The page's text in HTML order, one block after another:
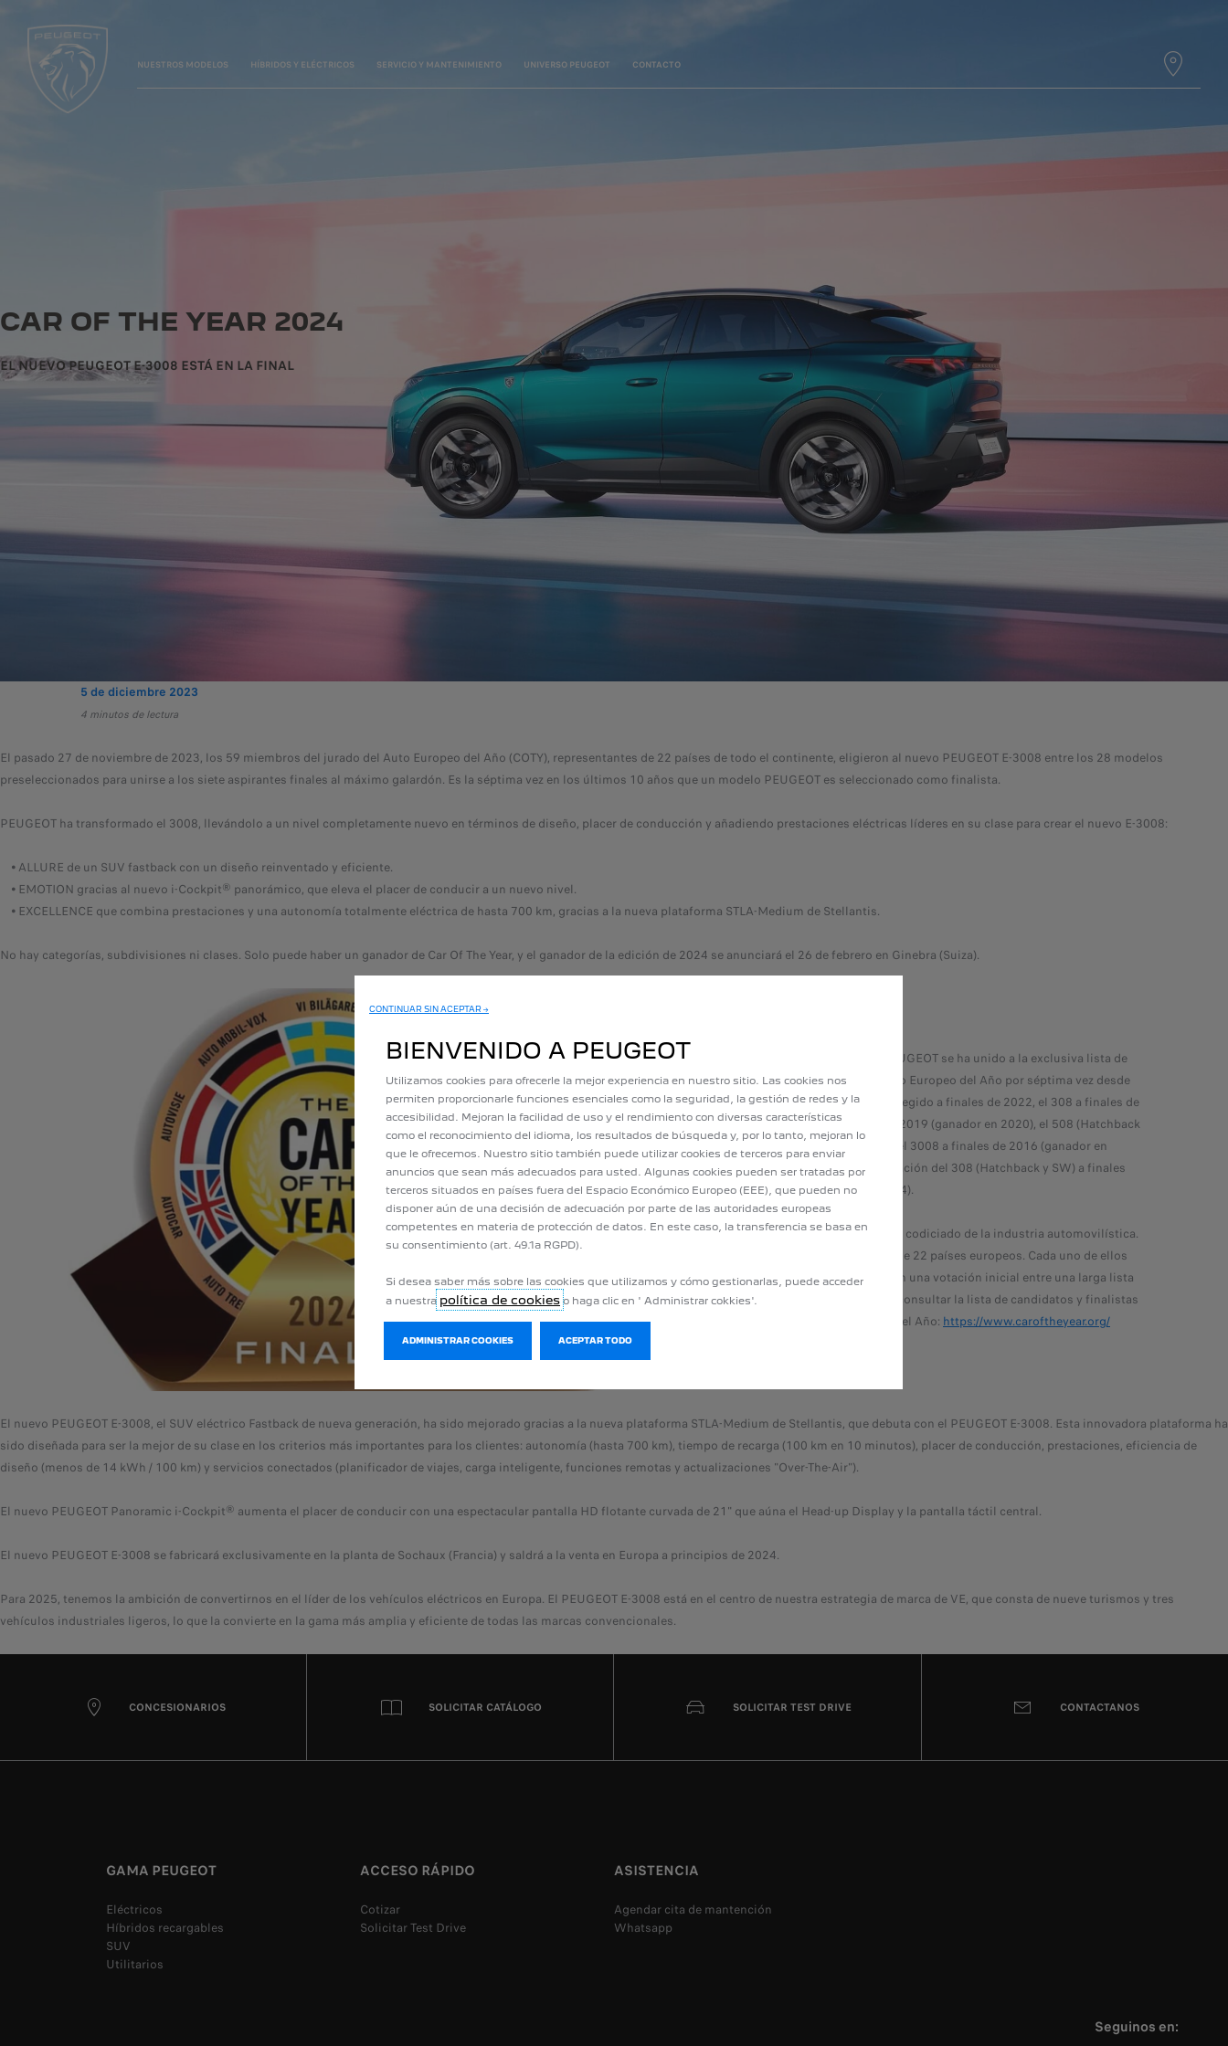
NUESTROS MODELOS HÍBRIDOS Y ELÉCTRICOS SERVICIO Y MANTENIMIENTO UNIVERSO PEUGEOT CONTACTO
CAR OF THE YEAR 2024
EL NUEVO PEUGEOT E-3008 ESTÁ EN LA FINAL
5 de diciembre 2023
4 minutos de lectura
El pasado 27 de noviembre de 2023, los 59 miembros del jurado del Auto Europeo del Año (COTY), representantes de 22 países de todo el continente, eligieron al nuevo PEUGEOT E-3008 entre los 28 modelos
preseleccionados para unirse a los siete aspirantes finales al máximo galardón. Es la séptima vez en los últimos 10 años que un modelo PEUGEOT es seleccionado como finalista.
PEUGEOT ha transformado el 3008, llevándolo a un nivel completamente nuevo en términos de diseño, placer de conducción y añadiendo prestaciones eléctricas líderes en su clase para crear el nuevo E-3008:
⦁ ALLURE de un SUV fastback con un diseño reinventado y eficiente.
⦁ EMOTION gracias al nuevo i-Cockpit® panorámico, que eleva el placer de conducir a un nuevo nivel.
⦁ EXCELLENCE que combina prestaciones y una autonomía totalmente eléctrica de hasta 700 km, gracias a la nueva plataforma STLA-Medium de Stellantis.
No hay categorías, subdivisiones ni clases. Solo puede haber un ganador de Car Of The Year, y el ganador de la edición de 2024 se anunciará el 26 de febrero en Ginebra (Suiza).
Con el nuevo E-3008, PEUGEOT se ha unido a la exclusiva lista de
finalistas del premio Auto Europeo del Año por séptima vez desde
2013. El nuevo 408 fue elegido a finales de 2022, el 308 a finales de
2021, el 208 a finales de 2019 (ganador en 2020), el 508 (Hatchback
y SW) a finales de 2018, el 3008 a finales de 2016 (ganador en
2017) y la anterior generación del 308 (Hatchback y SW) a finales
de 2013 (ganador en 2014).
El premio COTY es el más codiciado de la industria automovilística.
Sus 59 jueces proceden de 22 países europeos. Cada uno de ellos
eligió a sus 7 finalistas en una votación inicial entre una larga lista
de 28 aspirantes. Puede consultar la lista de candidatos y finalistas
en el sitio web del Auto del Año: https://www.caroftheyear.org/
El nuevo PEUGEOT E-3008, el SUV eléctrico Fastback de nueva generación, ha sido mejorado gracias a la nueva plataforma STLA-Medium de Stellantis, que debuta con el PEUGEOT E-3008. Esta innovadora plataforma ha
sido diseñada para ser la mejor de su clase en los criterios más importantes para los clientes: autonomía (hasta 700 km), tiempo de recarga (100 km en 10 minutos), placer de conducción, prestaciones, eficiencia de
diseño (menos de 14 kWh / 100 km) y servicios conectados (planificador de viajes, carga inteligente, funciones remotas y actualizaciones "Over-The-Air").
El nuevo PEUGEOT Panoramic i-Cockpit® aumenta el placer de conducir con una espectacular pantalla HD flotante curvada de 21" que aúna el Head-up Display y la pantalla táctil central.
El nuevo PEUGEOT E-3008 se fabricará exclusivamente en la planta de Sochaux (Francia) y saldrá a la venta en Europa a principios de 2024.
Para 2025, tenemos la ambición de convertirnos en el líder de los vehículos eléctricos en Europa. El PEUGEOT E-3008 está en el centro de nuestra estrategia de marca de VE, que consta de nueve turismos y tres
vehículos industriales ligeros, lo que la convierte en la gama más amplia y eficiente de todas las marcas convencionales.
CONCESIONARIOS SOLICITAR CATÁLOGO SOLICITAR TEST DRIVE CONTACTANOS
GAMA PEUGEOT
Eléctricos
Híbridos recargables
SUV
Utilitarios
ACCESO RÁPIDO
Cotizar
Solicitar Test Drive
ASISTENCIA
Agendar cita de mantención
Whatsapp
Seguinos en:
CONTINUAR SIN ACEPTAR →
BIENVENIDO A PEUGEOT
Utilizamos cookies para ofrecerle la mejor experiencia en nuestro sitio. Las cookies nos
permiten proporcionarle funciones esenciales como la seguridad, la gestión de redes y la
accesibilidad. Mejoran la facilidad de uso y el rendimiento con diversas características
como el reconocimiento del idioma, los resultados de búsqueda y, por lo tanto, mejoran lo
que le ofrecemos. Nuestro sitio también puede utilizar cookies de terceros para enviar
anuncios que sean más adecuados para usted. Algunas cookies pueden ser tratadas por
terceros situados en países fuera del Espacio Económico Europeo (EEE), que pueden no
disponer aún de una decisión de adecuación por parte de las autoridades europeas
competentes en materia de protección de datos. En este caso, la transferencia se basa en
su consentimiento (art. 49.1a RGPD).
Si desea saber más sobre las cookies que utilizamos y cómo gestionarlas, puede acceder
a nuestra política de cookies o haga clic en ' Administrar cokkies'.
ADMINISTRAR COOKIES ACEPTAR TODO